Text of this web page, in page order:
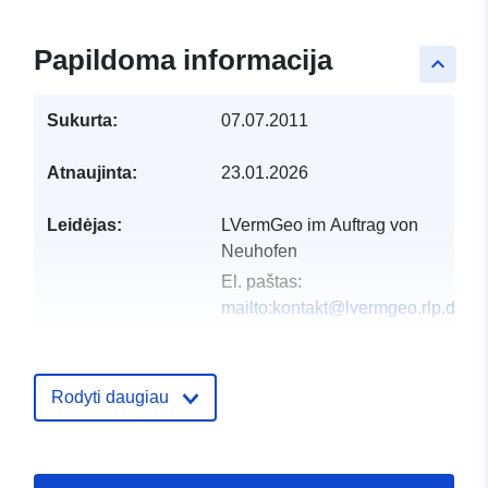
keyboard_arrow_up
Papildoma informacija
Sukurta: 07.07.2011
Atnaujinta: 23.01.2026
Leidėjas:
LVermGeo im Auftrag von
Neuhofen
El. paštas:
mailto:kontakt@lvermgeo.rlp.de
Rodyti daugiau